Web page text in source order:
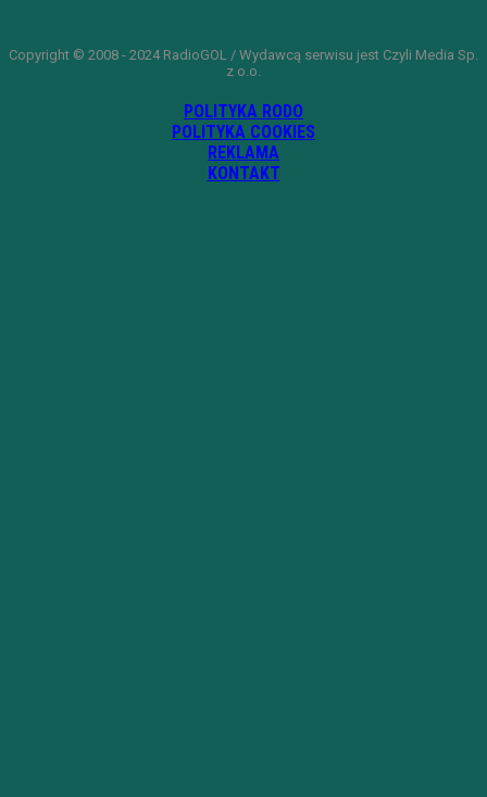
Copyright © 2008 - 2024 RadioGOL / Wydawcą serwisu jest Czyli Media Sp.
z o.o.
POLITYKA RODO
POLITYKA COOKIES
REKLAMA
KONTAKT